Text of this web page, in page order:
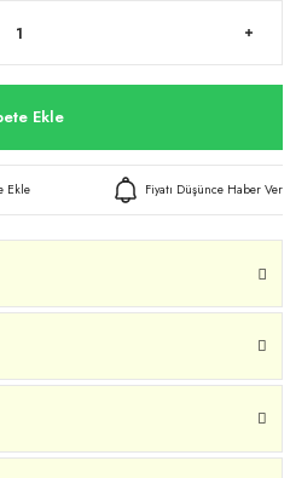
Ekle
Fiyatı Düşünce Haber Ver